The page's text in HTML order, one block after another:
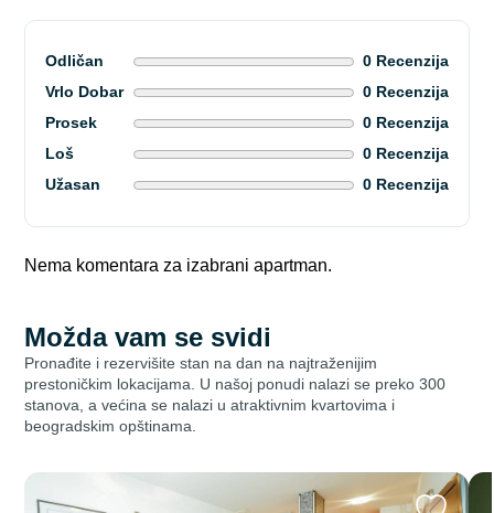
Odličan
0 Recenzija
Vrlo Dobar
0 Recenzija
Prosek
0 Recenzija
Loš
0 Recenzija
Užasan
0 Recenzija
Nema komentara za izabrani apartman.
Možda vam se svidi
Pronađite i rezervišite stan na dan na najtraženijim
prestoničkim lokacijama. U našoj ponudi nalazi se preko 300
stanova, a većina se nalazi u atraktivnim kvartovima i
beogradskim opštinama.